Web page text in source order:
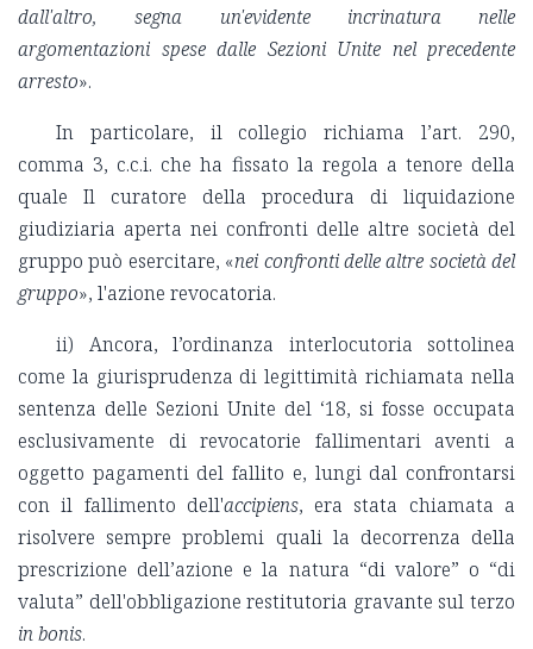
dall'altro, segna un'evidente incrinatura nelle
argomentazioni spese dalle Sezioni Unite nel precedente
arresto».
In particolare, il collegio richiama l’art. 290,
comma 3, c.c.i. che ha fissato la regola a tenore della
quale Il curatore della procedura di liquidazione
giudiziaria aperta nei confronti delle altre società del
gruppo può esercitare, «nei confronti delle altre società del
gruppo», l'azione revocatoria.
ii) Ancora, l’ordinanza interlocutoria sottolinea
come la giurisprudenza di legittimità richiamata nella
sentenza delle Sezioni Unite del ‘18, si fosse occupata
esclusivamente di revocatorie fallimentari aventi a
oggetto pagamenti del fallito e, lungi dal confrontarsi
con il fallimento dell'accipiens, era stata chiamata a
risolvere sempre problemi quali la decorrenza della
prescrizione dell’azione e la natura “di valore” o “di
valuta” dell'obbligazione restitutoria gravante sul terzo
in bonis.